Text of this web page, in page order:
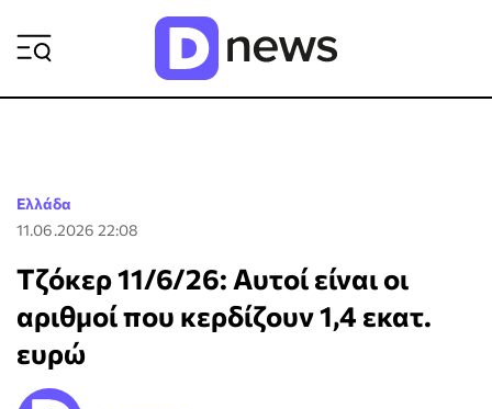
Ελλάδα
11.06.2026 22:08
Τζόκερ 11/6/26: Αυτοί είναι οι
αριθμοί που κερδίζουν 1,4 εκατ.
ευρώ